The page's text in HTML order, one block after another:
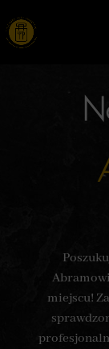
miejscu!